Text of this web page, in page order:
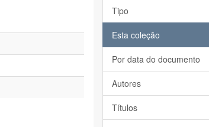
Tipo
Esta coleção
Por data do documento
Autores
Títulos